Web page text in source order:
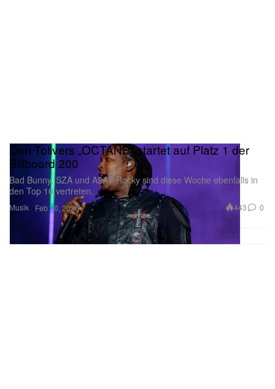
Musik
Don Tolivers „OCTANE“ startet auf Platz 1 der
Billboard 200
Bad Bunny, SZA und A$AP Rocky sind diese Woche ebenfalls in
den Top 10 vertreten.
Feb 10, 2026 443 0